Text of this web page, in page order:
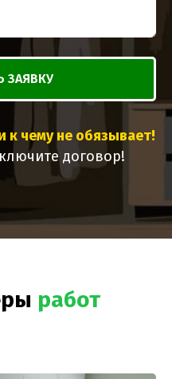
ЗАЯВКУ
к чему не обязывает!
договор!
работ